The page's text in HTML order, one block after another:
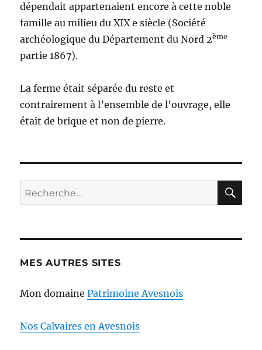
dépendait appartenaient encore à cette noble
famille au milieu du XIX e siècle (Société
archéologique du Département du Nord 2ème
partie 1867).
La ferme était séparée du reste et
contrairement à l’ensemble de l’ouvrage, elle
était de brique et non de pierre.
Recherche
pour :
MES AUTRES SITES
Mon domainePatrimoine Avesnois
Nos Calvaires en Avesnois